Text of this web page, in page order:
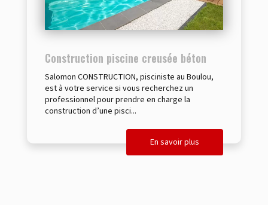
Construction piscine creusée béton
Salomon CONSTRUCTION, pisciniste au Boulou,
est à votre service si vous recherchez un
professionnel pour prendre en charge la
construction d’une pisci...
En savoir plus